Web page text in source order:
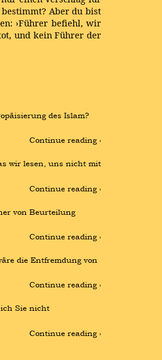
Aber du bist
›Führer befiehl, wir
und kein Führer der
des Islam?
Continue reading ›
wir lesen, uns nicht mit
Continue reading ›
von Beurteilung
Continue reading ›
die Entfremdung von
Continue reading ›
Sie nicht
Continue reading ›